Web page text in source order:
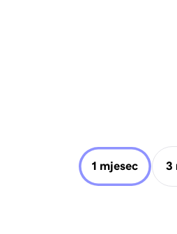
1 mjesec 3